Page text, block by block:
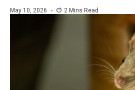
May 10, 2026 2 Mins Read